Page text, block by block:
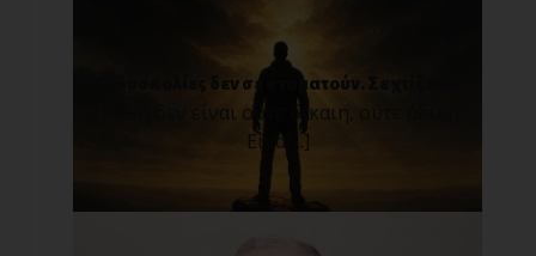
Οι δυσκολίες δεν σε σταματούν. Σε χτίζουν!
Η ζωή δεν είναι ούτε δίκαιη, ούτε άδικη.
Είνα[...]